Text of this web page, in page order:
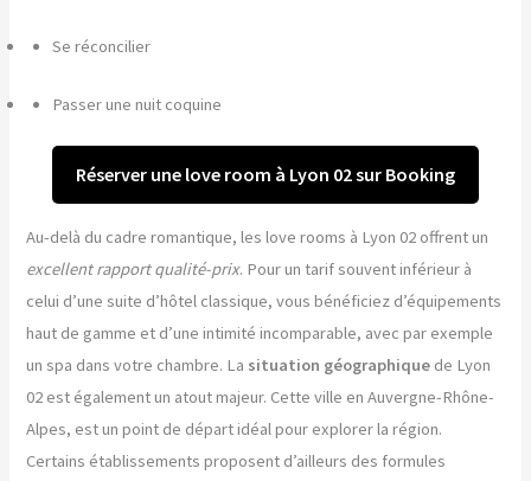
Se réconcilier
Passer une nuit coquine
Réserver une love room à Lyon 02 sur Booking
Au-delà du cadre romantique, les love rooms à Lyon 02 offrent un
excellent rapport qualité-prix. Pour un tarif souvent inférieur à
celui d’une suite d’hôtel classique, vous bénéficiez d’équipements
haut de gamme et d’une intimité incomparable, avec par exemple
un spa dans votre chambre. La situation géographique de Lyon
02 est également un atout majeur. Cette ville en Auvergne-Rhône-
Alpes, est un point de départ idéal pour explorer la région.
Certains établissements proposent d’ailleurs des formules